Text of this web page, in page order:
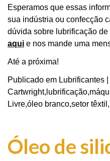
Esperamos que essas
sua indústria ou confecção
dúvida sobre lubrificação de
aqui e nos mande uma
Até a próxima!
Publicado em Lubrificantes
Cartwright, lubrificação,
Livre,óleo branco,setor têxtil ,
Óleo de